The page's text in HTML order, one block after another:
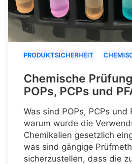
PRODUKTSICHERHEIT
Chemische
POPs, PCPs und
Was sind POPs, PCPs und
warum wurde die
Chemikalien gesetzlich
was sind gängige
sicherzustellen, dass die